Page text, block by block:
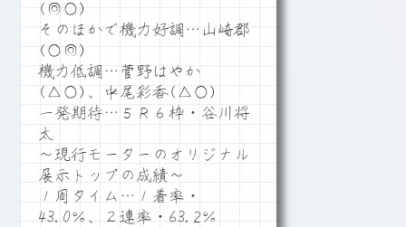
(◎○)
そのほかで機力好調…山崎郡
(○◎)
機力低調…菅野はやか
(△○)、中尾彩香(△○)
一発期待…５Ｒ６枠・谷川将
太
～現行モーターのオリジナル
展示トップの成績～
１周タイム…１着率・
43.0％、２連率・63.2％